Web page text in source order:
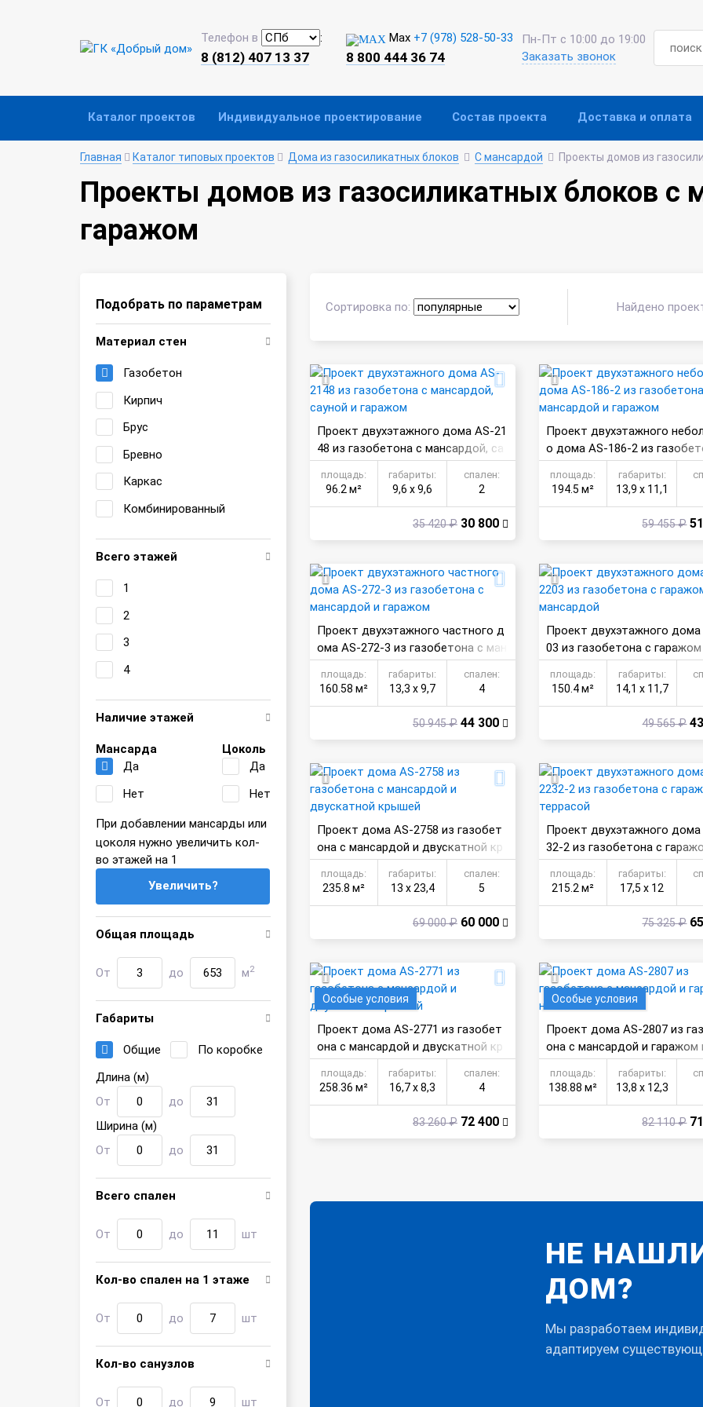
Телефон в :
8 (812) 407 13 37
Max +7 (978) 528-50-33
8 800 444 36 74
Пн-Пт с 10:00 до 19:00
Заказать звонок
Каталог проектов Индивидуальное проектирование Состав проекта Доставка и оплата
Главная Каталог типовых проектов Дома из газосиликатных блоков С мансардой Проекты домов из
Проекты домов из газосиликатных блоков с
гаражом
Подобрать по параметрам
Материал стен
Газобетон
Кирпич
Брус
Бревно
Каркас
Комбинированный
Всего этажей
1
2
3
4
Наличие этажей
Мансарда
Да
Нет
Цоколь
Да
Нет
При добавлении мансарды или
цоколя нужно увеличить кол-
во этажей на 1
Увеличить?
Общая площадь
От до м2
Габариты
Общие
По коробке
Длина (м)
От
до
Ширина (м)
От
до
Всего спален
От до шт
Кол-во спален на 1 этаже
От до шт
Кол-во санузлов
От до шт
Сортировка по: Найдено
Проект двухэтажного дома AS-21
48 из газобетона с мансардой, са
уной и гаражом
площадь:
96.2 м²
габариты:
9,6 х 9,6
спален:
2
35 420 ₽ 30 800
Проект двухэтажного
о дома AS-186-2 из
мансардой и гаражом
площадь:
194.5 м²
габариты:
13,9 х 11,1
59 455 ₽
Проект двухэтажного частного д
ома AS-272-3 из газобетона с ман
сардой и гаражом
площадь:
160.58 м²
габариты:
13,3 х 9,7
спален:
4
50 945 ₽ 44 300
Проект двухэтажного дома
03 из газобетона с
сардой
площадь:
150.4 м²
габариты:
14,1 х 11,7
49 565 ₽
Проект дома AS-2758 из газобет
она с мансардой и двускатной кр
ышей
площадь:
235.8 м²
габариты:
13 х 23,4
спален:
5
69 000 ₽ 60 000
Проект двухэтажного дома
32-2 из газобетона с
ррасой
площадь:
215.2 м²
габариты:
17,5 х 12
75 325 ₽
Особые условия
Проект дома AS-2771 из газобет
она с мансардой и двускатной кр
овлей
площадь:
258.36 м²
габариты:
16,7 х 8,3
спален:
4
83 260 ₽ 72 400
Особые условия
Проект дома AS-2807 из
она с мансардой и гаражом
ашины
площадь:
138.88 м²
габариты:
13,8 х 12,3
82 110 ₽
НЕ
ДОМ?
Мы разработаем
адаптируем